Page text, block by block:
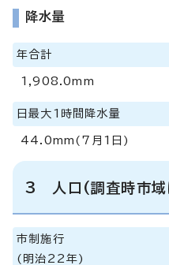
降水量
年合計
1,908.0mm
日最大1時間降水量
44.0mm(7月1日)
3 人口(調査時市域
市制施行
(明治22年)